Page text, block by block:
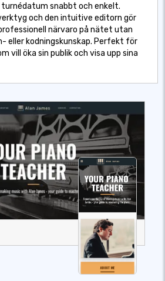
turnédatum snabbt och enkelt.
och den intuitive editorn gör
närvaro på nätet utan
eller kodningskunskap. Perfekt för
vill öka sin publik och visa upp sina